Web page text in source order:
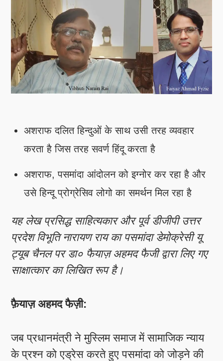
अशराफ दलित हिन्दुओं के साथ उसी तरह व्यवहार
करता है जिस तरह सवर्ण हिंदू करता है
अशराफ, पसमांदा आंदोलन को इग्नोर कर रहा है और
उसे हिन्दू प्रोग्रेसिव लोगो का समर्थन मिल रहा है
यह लेख प्रसिद्ध साहित्यकार और पूर्व डीजीपी उत्तर
प्रदेश विभूति नारायण राय का पसमांदा डेमोक्रेसी यू
ट्यूब चैनल पर डा० फैयाज़ अहमद फैजी द्वारा लिए गए
साक्षात्कार का लिखित रूप है।
फ़ैयाज़ अहमद फैज़ी:
जब प्रधानमंत्री ने मुस्लिम समाज में सामाजिक न्याय
के प्रश्न को एड्रेस करते हुए पसमांदा को जोड़ने की